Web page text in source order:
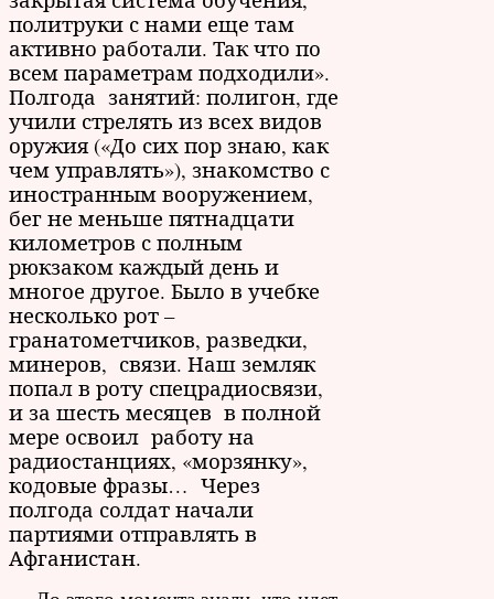
политруки с нами еще там
активно работали. Так что по
всем параметрам подходили».
Полгода занятий: полигон, где
учили стрелять из всех видов
оружия («До сих пор знаю, как
чем управлять»), знакомство с
иностранным вооружением,
бег не меньше пятнадцати
километров с полным
рюкзаком каждый день и
многое другое. Было в учебке
несколько рот –
гранатометчиков, разведки,
минеров, связи. Наш земляк
попал в роту спецрадиосвязи,
и за шесть месяцев в полной
мере освоил работу на
радиостанциях, «морзянку»,
кодовые фразы… Через
полгода солдат начали
партиями отправлять в
Афганистан.